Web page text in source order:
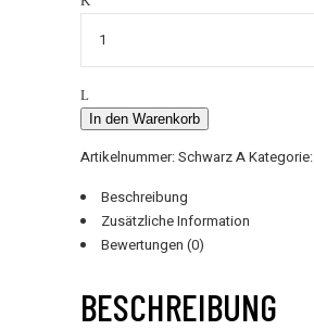
quantity
In den Warenkorb
Artikelnummer:Schwarz AKategorie:
Beschreibung
Zusätzliche Information
Bewertungen (0)
BESCHREIBUNG